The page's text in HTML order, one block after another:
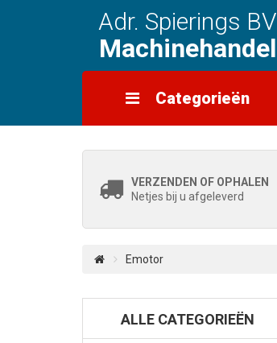
Adr. Spierings BV
Machinehandel
Categorieën
VERZENDEN OF OPHALEN
Netjes bij u afgeleverd
Emotor
ALLE CATEGORIEËN